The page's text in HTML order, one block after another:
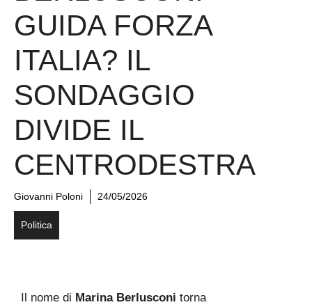
GUIDA FORZA
ITALIA? IL
SONDAGGIO
DIVIDE IL
CENTRODESTRA
Giovanni Poloni 24/05/2026
Politica
Il nome di Marina Berlusconi torna